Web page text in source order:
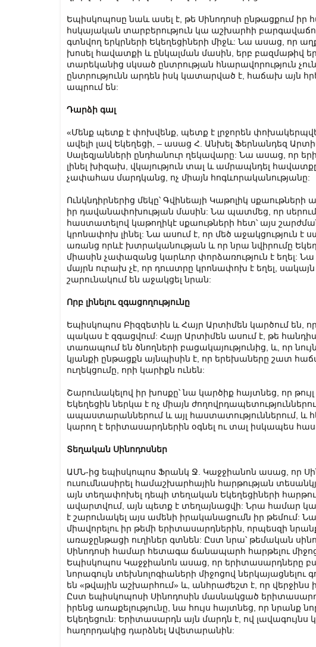
Եպիսկոպոսը նաև ասել է, թե Սինոդոսի ընթացքում
հսկայական տարբերություն կա աշխարհի
գտնվող երկրների Եկեղեցիների միջև: Նա ասաց, որ
խոսել հավատքի և ընկալման մասին, երբ բազմաթիվ
տարեկանից սկսած ընտրության հնարավորություն
ընտրությունն արդեն իսկ կատարված է, հաճախ այն
ապրում են:
Դարձի գալ
«Մենք պետք է փոխվենք, պետք է լրջորեն
ավելի լավ Եկեղեցի, – ասաց Հ. Անխել Ֆերնանդեզ
Սալեզյանների ընդհանուր ղեկավարը: Նա ասաց, որ
լինել խիզախ, վկայություն տալ և ամրապնդել
չափահաս մարդկանց, ոչ միայն հոգևորականությանը:
Ունկնդիրներից մեկը՝ Գվինեայի Կաթոլիկ
իր դավանափոխության մասին: Նա պատմեց, որ
հաստատելով կաթողիկէ սքաութների հետ՝ այս
կրոնափոխ լինել: Նա ասում է, որ մեծ աջակցություն է
առանց որևէ խտրականության և որ նրա նվիրումը
միասին չափազանց կարևոր փորձառություն է եղել: Նա
մայրն ուրախ չէ, որ դուստրը կրոնափոխ է եղել, սակայն
շարունակում են աջակցել նրան:
Որբ լինելու զգացողությունը
Եպիսկոպոս Բիզզետին և Հայր Արտիմեն կարծում են,
պակաս է զգացվում: Հայր Արտիմեն ասում է, թե
տառապում են ծնողների բացակայությունից, և, որ
կյանքի ընթացքն այնպիսին է, որ երեխաները շատ
ուղեկցումը, որի կարիքն ունեն:
Շարունակելով իր խոսքը՝ նա կարծիք հայտնեց, որ
Եկեղեցին ներկա է ոչ միայն
ապաստարաններում և այլ հաստատություններում, և
կարող է երիտասարդներին օգնել ու տալ իսկապես
Տեղական Սինոդոսներ
ԱՄՆ-ից եպիսկոպոս Ֆրանկ Ջ. Կաջջիանոն ասաց, որ
ուսումնասիրել համաշխարհային հարթության
այն տեղափոխել դեպի տեղական Եկեղեցիների
ավարտվում, այն պետք է տեղայնացվի: Նրա համար
է շարունակել այս ամենի իրականացումն իր թեմում:
միավորելու իր թեմի երիտասարդներին, որպեսզի
առաջընթացի ուղիներ գտնեն: Ըստ նրա՝ թեմական
Սինոդոսի համար հետագա ճանապարհ հարթելու միջոց
Եպիսկոպոս Կաջջիանոն ասաց, որ երիտասարդները
նորագույն տեխնոլոգիաների միջոցով
են «թվային աշխարհում» և, անհրաժեշտ է, որ
Ըստ եպիսկոպոսի Սինոդոսին մասնակցած
իրենց առաքելությունը, նա հույս հայտնեց, որ նրանք
Եկեղեցուն: Երիտասարդն այն մարդն է, ով լավագույնս
հաղորդակից դարձնել Ավետարանին: